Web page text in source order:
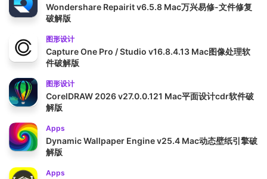
Wondershare Repairit v6.5.8 Mac万兴易修-文件修复
破解版
图形设计
Capture One Pro / Studio v16.8.4.13 Mac图像处理软
件破解版
图形设计
CorelDRAW 2026 v27.0.0.121 Mac平面设计cdr软件破
解版
Apps
Dynamic Wallpaper Engine v25.4 Mac动态壁纸引擎破
解版
Apps